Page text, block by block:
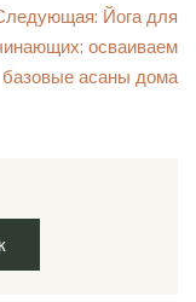
Йога для
осваиваем
базовые асаны дома